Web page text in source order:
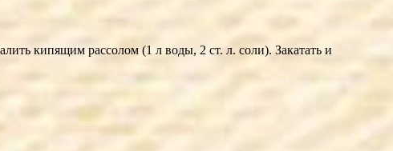
кипящим рассолом (1 л воды, 2 ст. л. соли). Закатать и